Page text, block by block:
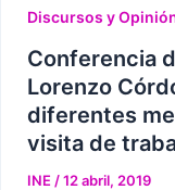
Discursos y
Conferencia
Lorenzo
diferentes
visita de
INE /12 abril, 2019